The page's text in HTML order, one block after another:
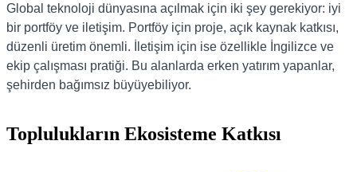
Global teknoloji dünyasına açılmak için iki şey gerekiyor: iyi
bir portföy ve iletişim. Portföy için proje, açık kaynak katkısı,
düzenli üretim önemli. İletişim için ise özellikle İngilizce ve
ekip çalışması pratiği. Bu alanlarda erken yatırım yapanlar,
şehirden bağımsız büyüyebiliyor.
Toplulukların Ekosisteme Katkısı